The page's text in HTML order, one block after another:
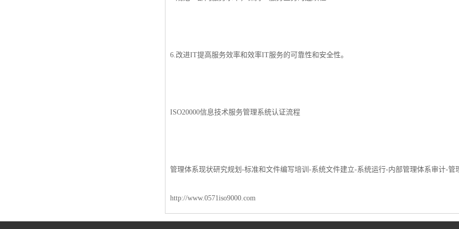
6.改进IT提高服务效率和效率IT服务的可靠性和安全性。
ISO20000信息技术服务管理系统认证流程
管理体系现状研究规划-标准和文件编写培训-系统文件建立-系统运行-内部管理体系审计-管
http://www.0571iso9000.com